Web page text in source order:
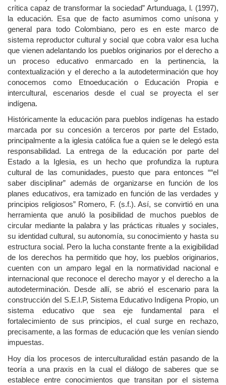
crítica capaz de transformar la sociedad” Artunduaga, l. (1997),
la educación. Esa que de facto asumimos como unísona y
general para todo Colombiano, pero es en este marco de
sistema reproductor cultural y social que cobra valor esa lucha
que vienen adelantando los pueblos originarios por el derecho a
un proceso educativo enmarcado en la pertinencia, la
contextualización y el derecho a la autodeterminación que hoy
conocemos como Etnoeducación o Educación Propia e
intercultural, escenarios desde el cual se proyecta el ser
indígena.
Históricamente la educación para pueblos indígenas ha estado
marcada por su concesión a terceros por parte del Estado,
principalmente a la iglesia católica fue a quien se le delegó esta
responsabilidad. La entrega de la educación por parte del
Estado a la Iglesia, es un hecho que profundiza la ruptura
cultural de las comunidades, puesto que para entonces ““el
saber disciplinar” además de organizarse en función de los
planes educativos, era tamizado en función de las verdades y
principios religiosos” Romero, F. (s.f.). Así, se convirtió en una
herramienta que anuló la posibilidad de muchos pueblos de
circular mediante la palabra y las prácticas rituales y sociales,
su identidad cultural, su autonomía, su conocimiento y hasta su
estructura social. Pero la lucha constante frente a la exigibilidad
de los derechos ha permitido que hoy, los pueblos originarios,
cuenten con un amparo legal en la normatividad nacional e
internacional que reconoce el derecho mayor y el derecho a la
autodeterminación. Desde allí, se abrió el escenario para la
construcción del S.E.I.P, Sistema Educativo Indígena Propio, un
sistema educativo que sea eje fundamental para el
fortalecimiento de sus principios, el cual surge en rechazo,
precisamente, a las formas de educación que les venían siendo
impuestas.
Hoy día los procesos de interculturalidad están pasando de la
teoría a una praxis en la cual el diálogo de saberes que se
establece entre conocimientos que transitan por el sistema